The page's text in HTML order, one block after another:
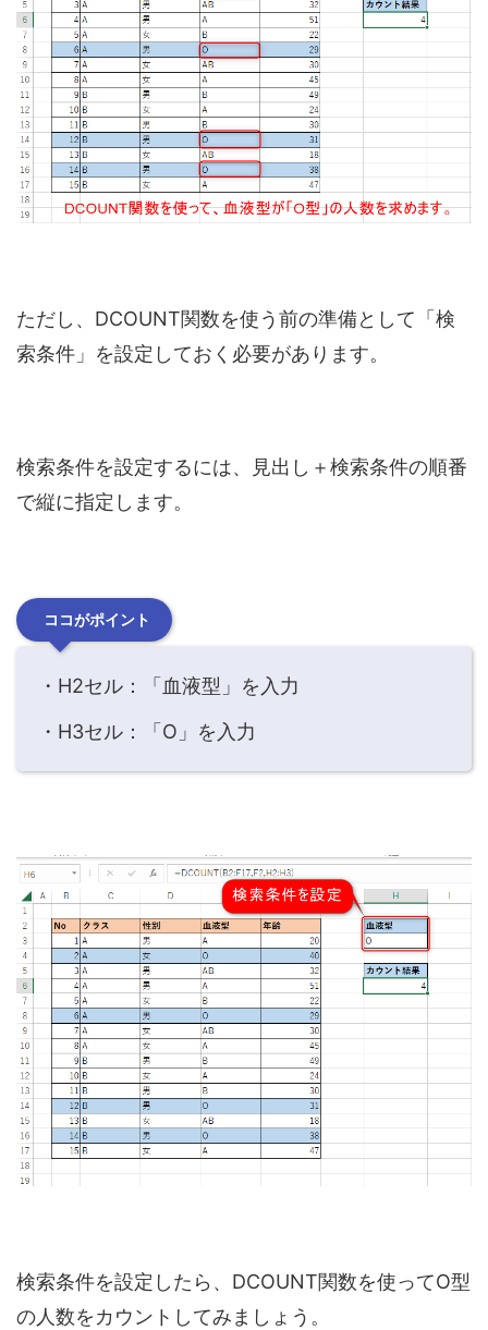
ただし、DCOUNT関数を使う前の準備として「検
索条件」を設定しておく必要があります。
検索条件を設定するには、見出し＋検索条件の順番
で縦に指定します。
ココがポイント
・H2セル：「血液型」を入力
・H3セル：「O」を入力
検索条件を設定したら、DCOUNT関数を使ってO型
の人数をカウントしてみましょう。